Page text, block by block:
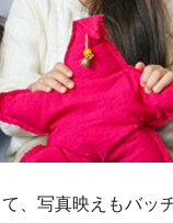
、写真映えもバッ